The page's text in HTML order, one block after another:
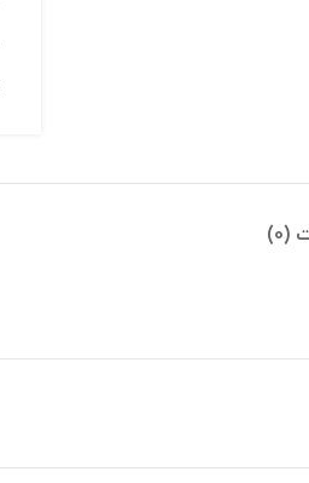
(0)